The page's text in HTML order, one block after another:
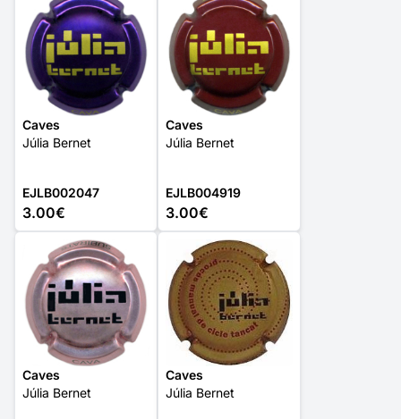
Caves
Júlia Bernet
EJLB002047
3.00€
Caves
Júlia Bernet
EJLB004919
3.00€
Caves
Júlia Bernet
Caves
Júlia Bernet